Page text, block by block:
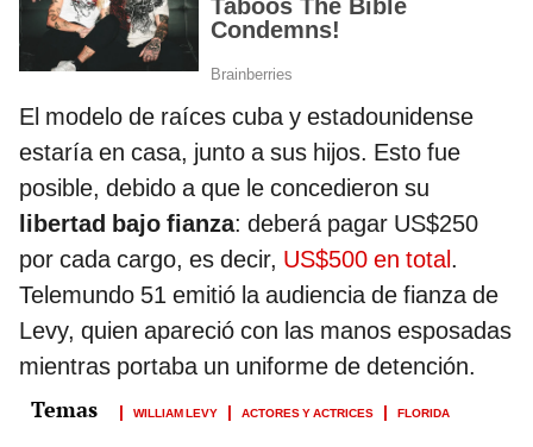
El modelo de raíces cuba y estadounidense
estaría en casa, junto a sus hijos. Esto fue
posible, debido a que le concedieron su
libertad bajo fianza: deberá pagar US$250
por cada cargo, es decir, US$500 en total.
Telemundo 51 emitió la audiencia de fianza de
Levy, quien apareció con las manos esposadas
mientras portaba un uniforme de detención.
WILLIAM LEVY ACTORES Y ACTRICES FLORIDA